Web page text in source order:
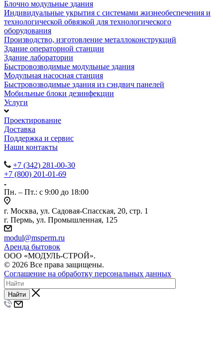
Блочно модульные здания
Индивидуальные укрытия с системами жизнеобеспечения и
технологической обвязкой для технологического
оборудования
Производство, изготовление металлоконструкций
Здание операторной станции
Здание лаборатории
Быстровозводимые модульные здания
Модульная насосная станция
Быстровозводимые здания из сэндвич панелей
Мобильные блоки дезинфекции
Услуги
Проектирование
Доставка
Поддержка и сервис
Наши контакты
+7 (342) 281-00-30
+7 (800) 201-01-69
Пн. – Пт.: с 9:00 до 18:00
г. Москва, ул. Садовая-Спасская, 20, стр. 1
г. Пермь, ул. Промышленная, 125
modul@msperm.ru
Аренда бытовок
ООО «МОДУЛЬ-СТРОЙ».
© 2026 Все права защищены.
Соглашение на обработку персональных данных
Найти